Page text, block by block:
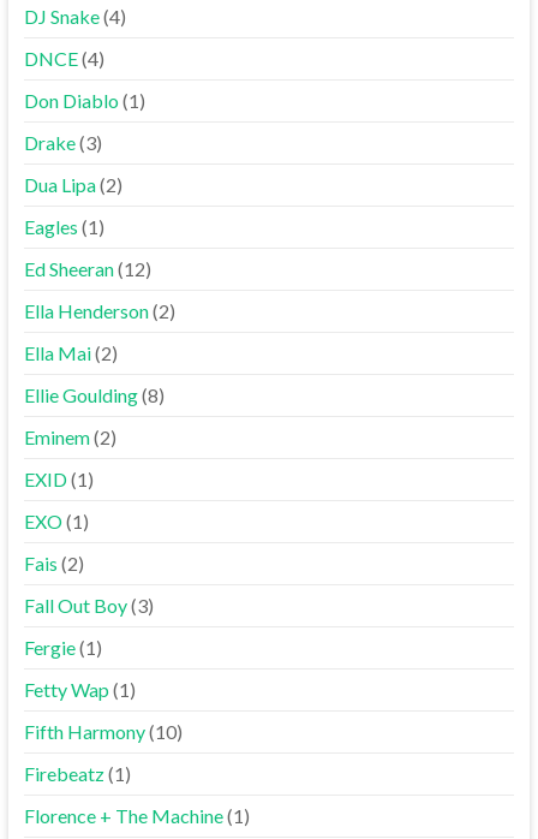
DJ Snake(4)
DNCE(4)
Don Diablo(1)
Drake(3)
Dua Lipa(2)
Eagles (1)
Ed Sheeran(12)
Ella Henderson(2)
Ella Mai(2)
Ellie Goulding(8)
Eminem(2)
EXID(1)
EXO(1)
Fais (2)
Fall Out Boy(3)
Fergie(1)
Fetty Wap (1)
Fifth Harmony(10)
Firebeatz(1)
Florence + The Machine(1)